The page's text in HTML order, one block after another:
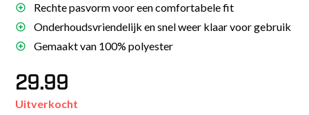
Rechte pasvorm voor een comfortabele fit
Onderhoudsvriendelijk en snel weer klaar voor gebruik
Gemaakt van 100% polyester
29.99
Uitverkocht